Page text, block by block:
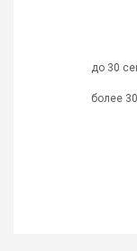
до 30
более